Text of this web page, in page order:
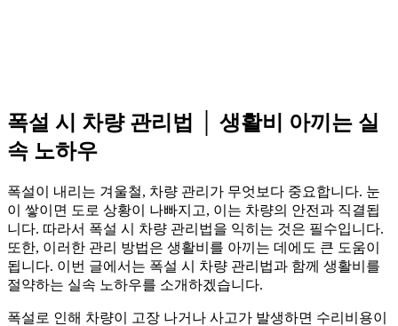
폭설 시 차량 관리법 │ 생활비 아끼는 실
속 노하우
폭설이 내리는 겨울철, 차량 관리가 무엇보다 중요합니다. 눈
이 쌓이면 도로 상황이 나빠지고, 이는 차량의 안전과 직결됩
니다. 따라서 폭설 시 차량 관리법을 익히는 것은 필수입니다.
또한, 이러한 관리 방법은 생활비를 아끼는 데에도 큰 도움이
됩니다. 이번 글에서는 폭설 시 차량 관리법과 함께 생활비를
절약하는 실속 노하우를 소개하겠습니다.
폭설로 인해 차량이 고장 나거나 사고가 발생하면 수리비용이